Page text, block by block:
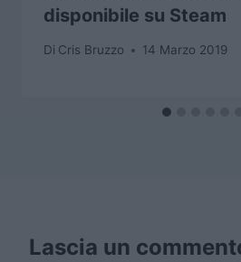
disponibile su Steam
Di Cris Bruzzo 14 Marzo 2019
Lascia un